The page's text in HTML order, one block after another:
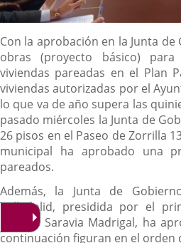
Descripción
Con la aprobación en la Junta
obras (proyecto básico)
viviendas pareadas en el Plan
viviendas autorizadas por el
lo que va de año supera las
pasado miércoles la Junta de
26 pisos en el Paseo de Zorrilla
municipal ha aprobado una
pareados.
Además, la Junta de
Valladolid, presidida por el
Manuel Saravia Madrigal, ha
continuación figuran en el orden